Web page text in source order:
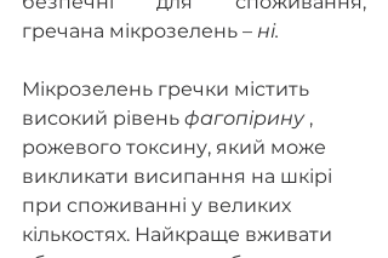
гречана мікрозелень – ні.
Мікрозелень гречки містить
високий рівень фагопірину ,
рожевого токсину, який може
викликати висипання на шкірі
при споживанні у великих
кількостях. Найкраще вживати